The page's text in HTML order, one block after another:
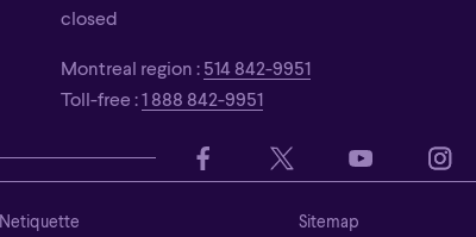
closed
Montreal region : 514 842-9951
Toll-free :1 888 842-9951
Netiquette Sitemap